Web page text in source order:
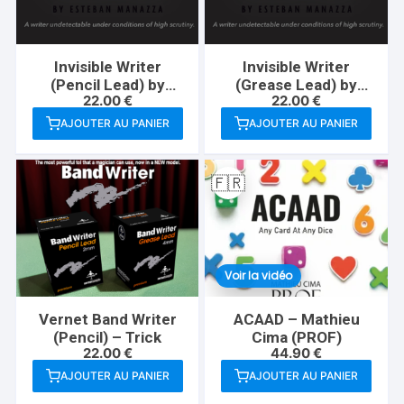
Invisible Writer
(Pencil Lead) by
Vernet – Trick
22.00€
AJOUTER AU PANIER
Invisible Writer
(Grease Lead) by
Vernet – Trick
22.00€
AJOUTER AU PANIER
Vernet Band Writer
(Pencil) – Trick
22.00€
AJOUTER AU PANIER
🇫🇷
Voir la vidéo
ACAAD – Mathieu
Cima (PROF)
44.90€
AJOUTER AU PANIER